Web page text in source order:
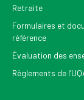
Retraite
Formulaires et
référence
Évaluation des
Règlements de